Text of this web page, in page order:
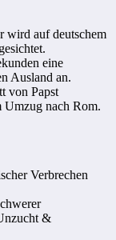
wird auf deutschem
eine
Ausland an.
von Papst
Umzug nach Rom.
Verbrechen
&